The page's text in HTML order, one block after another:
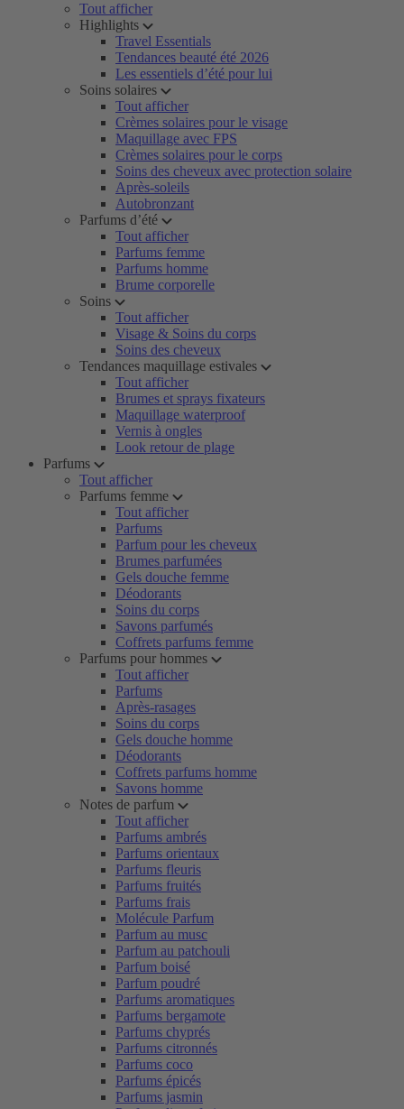
Tout afficher
Highlights
Travel Essentials
Tendances beauté été 2026
Les essentiels d’été pour lui
Soins solaires
Tout afficher
Crèmes solaires pour le visage
Maquillage avec FPS
Crèmes solaires pour le corps
Soins des cheveux avec protection solaire
Après-soleils
Autobronzant
Parfums d’été
Tout afficher
Parfums femme
Parfums homme
Brume corporelle
Soins
Tout afficher
Visage & Soins du corps
Soins des cheveux
Tendances maquillage estivales
Tout afficher
Brumes et sprays fixateurs
Maquillage waterproof
Vernis à ongles
Look retour de plage
Parfums
Tout afficher
Parfums femme
Tout afficher
Parfums
Parfum pour les cheveux
Brumes parfumées
Gels douche femme
Déodorants
Soins du corps
Savons parfumés
Coffrets parfums femme
Parfums pour hommes
Tout afficher
Parfums
Après-rasages
Soins du corps
Gels douche homme
Déodorants
Coffrets parfums homme
Savons homme
Notes de parfum
Tout afficher
Parfums ambrés
Parfums orientaux
Parfums fleuris
Parfums fruités
Parfums frais
Molécule Parfum
Parfum au musc
Parfum au patchouli
Parfum boisé
Parfum poudré
Parfums aromatiques
Parfums bergamote
Parfums chyprés
Parfums citronnés
Parfums coco
Parfums épicés
Parfums jasmin